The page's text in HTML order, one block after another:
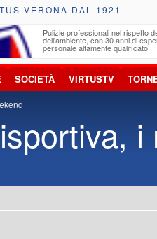
VERONA DAL 1921
Pulizie professionali nel rispetto
dell'ambiente, con 30 anni di
personale altamente qualificato
SOCIETÀ VIRTUSTV
i